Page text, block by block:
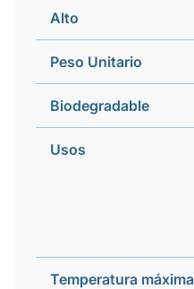
Alto
Peso Unitario
Biodegradable
Usos
Temperatura máxima